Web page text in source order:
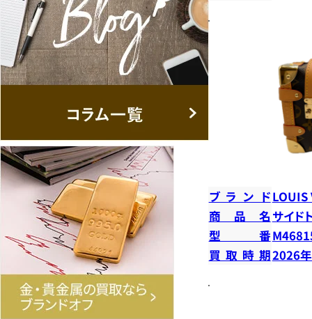
ブランドLOUIS
商品名 サイド
型番
買取時期2026